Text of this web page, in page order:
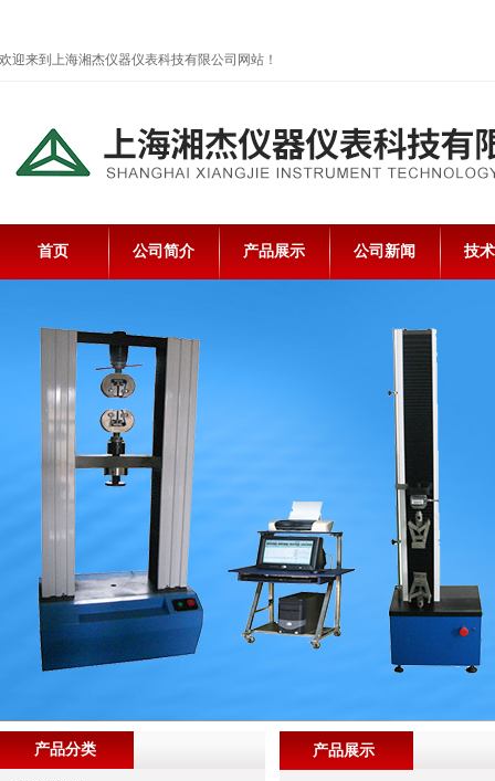
欢迎来到上海湘杰仪器仪表科技有限公司网站！
首页 公司简介 产品展示 公司新闻 技
产品展示
产品分类